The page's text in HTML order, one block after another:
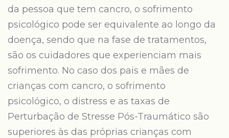
da pessoa que tem cancro, o sofrimento
psicológico pode ser equivalente ao longo da
doença, sendo que na fase de tratamentos,
são os cuidadores que experienciam mais
sofrimento. No caso dos pais e mães de
crianças com cancro, o sofrimento
psicológico, o distress e as taxas de
Perturbação de Stresse Pós-Traumático são
superiores às das próprias crianças com